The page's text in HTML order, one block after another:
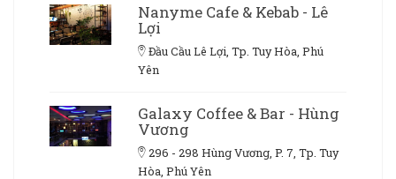
Nanyme Cafe & Kebab - Lê
Lợi
Đầu Cầu Lê Lợi, Tp. Tuy Hòa, Phú
Yên
Galaxy Coffee & Bar - Hùng
Vương
296 - 298 Hùng Vương, P. 7, Tp. Tuy
Hòa, Phú Yên